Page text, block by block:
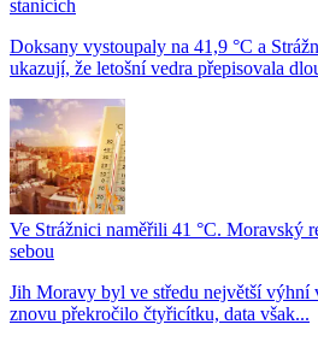
stanicích
Doksany vystoupaly na 41,9 °C a
ukazují, že letošní vedra přepisovala
Ve Strážnici naměřili 41 °C. Moravský
sebou
Jih Moravy byl ve středu největší výhní
znovu překročilo čtyřicítku, data však...